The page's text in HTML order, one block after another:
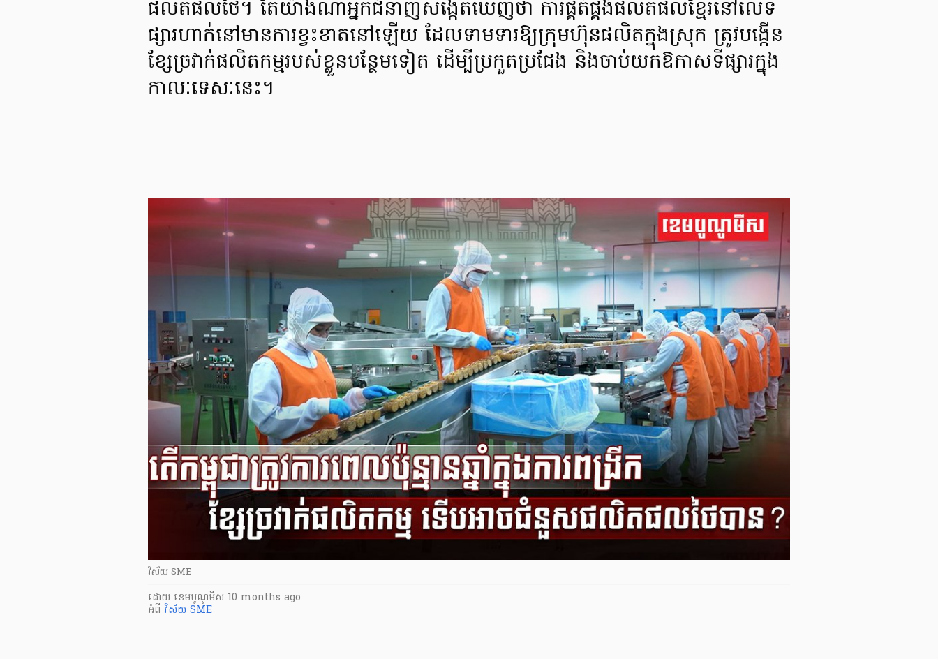
ផលិតផលថៃ។ តែយ៉ាងណាអ្នកជំនាញសង្កេតឃើញថា ការផ្គត់ផ្គង់ផលិតផលខ្មែរនៅលើទី
ផ្សារហាក់នៅមានការខ្វះខាតនៅឡើយ ដែលទាមទារឱ្យក្រុមហ៊ុនផលិតក្នុងស្រុក ត្រូវបង្កើន
ខ្សែច្រវាក់ផលិតកម្មរបស់ខ្លួនបន្ថែមទៀត ដើម្បីប្រកួតប្រជែង និងចាប់យកឱកាសទីផ្សារក្នុង
កាលៈទេសៈនេះ។
វិស័យ SME
ដោយ ​ ខេមបូណូមីស 10 months ago
អំពី វិស័យ SME